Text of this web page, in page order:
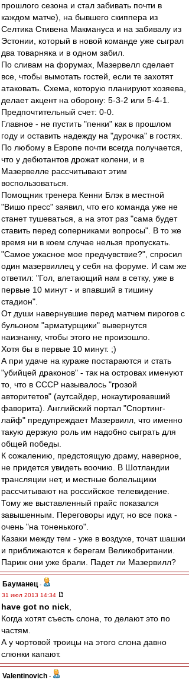
прошлого сезона и стал забивать почти в
каждом матче), на бывшего скиппера из
Селтика Стивена Макмануса и на забивалу из
Эстонии, который в новой команде уже сыграл
два товарняка и в одном забил.
По сливам на форумах, Мазервелл сделает
все, чтобы вымотать гостей, если те захотят
атаковать. Схема, которую планируют хозяева,
делает акцент на оборону: 5-3-2 или 5-4-1.
Предпочтительный счет: 0-0.
Главное - не пустить "пенки" как в прошлом
году и оставить надежду на "дурочка" в гостях.
По любому в Европе почти всегда получается,
что у дебютантов дрожат колени, и в
Мазервелле рассчитывают этим
воспользоваться.
Помощник тренера Кенни Блэк в местной
"Вишо пресс" заявил, что его команда уже не
станет тушеваться, а на этот раз "сама будет
ставить перед соперниками вопросы". В то же
время ни в коем случае нельзя пропускать.
"Самое ужасное мое предчувствие?", спросил
один мазервиллец у себя на форуме. И сам же
ответил: "Гол, влетающий нам в сетку, уже в
первые 10 минут - и впавший в тишину
стадион".
От души навернувшие перед матчем пирогов с
бульоном "арматурщики" вывернутся
наизнанку, чтобы этого не произошло.
Хотя бы в первые 10 минут. ;)
А при удаче на кураже постараются и стать
"убийцей драконов" - так на островах именуют
то, что в СССР называлось "грозой
авторитетов" (аутсайдер, нокаутировавший
фаворита). Английский портал "Спортинг-
лайф" предупреждает Мазервилл, что именно
такую дерзкую роль им надобно сыграть для
общей победы.
К сожалению, предстоящую драму, наверное,
не придется увидеть воочию. В Шотландии
трансляции нет, и местные болельщики
рассчитывают на российское телевидение.
Тому же выставленный прайс показался
завышенным. Переговоры идут, но все пока -
очень "на тоненького".
Казаки между тем - уже в воздухе, точат шашки
и приближаются к берегам Великобритании.
Париж они уже брали. Падет ли Мазервилл?
Бауманец -
31 июл 2013 14:34
have got no nick
Когда хотят съесть слона, то делают это по
частям.
А у чортовой троицы на этого слона давно
слюнки капают.
Valentinovich -